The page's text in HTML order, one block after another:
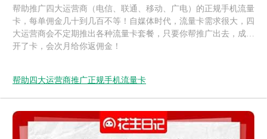
帮助推广四大运营商（电信、联通、移动、广电）的正规手机流量
卡，每单佣金几十到几百不等！自媒体时代，流量卡需求很大，四
大运营商会不定期推出各种流量卡套餐，只要你帮推广出去，成功
开了卡，会次月给你返佣金！
帮助四大运营商推广正规手机流量卡